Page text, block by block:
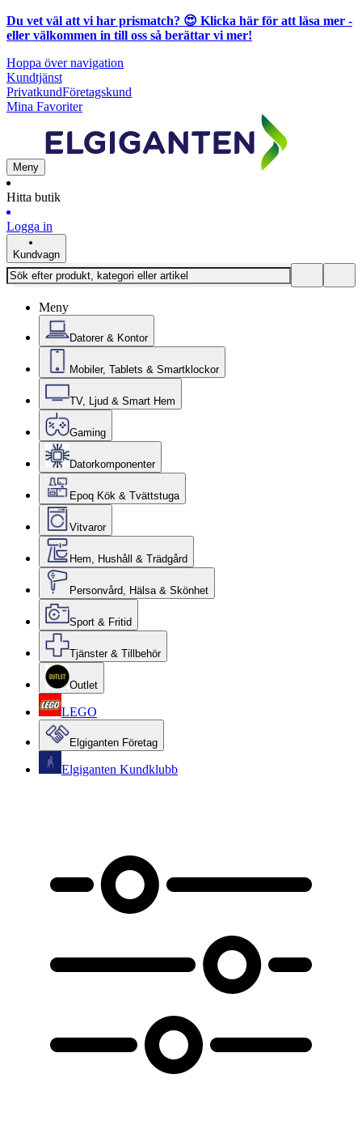
Du vet väl att vi har prismatch? 😍 Klicka här för att läsa mer -
eller välkommen in till oss så berättar vi mer!
Hoppa över navigation
Kundtjänst
PrivatkundFöretagskund
Mina Favoriter
Meny
Hitta butik
Logga in
Kundvagn
Meny
Datorer & Kontor
Mobiler, Tablets & Smartklockor
TV, Ljud & Smart Hem
Gaming
Datorkomponenter
Epoq Kök & Tvättstuga
Vitvaror
Hem, Hushåll & Trädgård
Personvård, Hälsa & Skönhet
Sport & Fritid
Tjänster & Tillbehör
Outlet
LEGO
Elgiganten Företag
Elgiganten Kundklubb